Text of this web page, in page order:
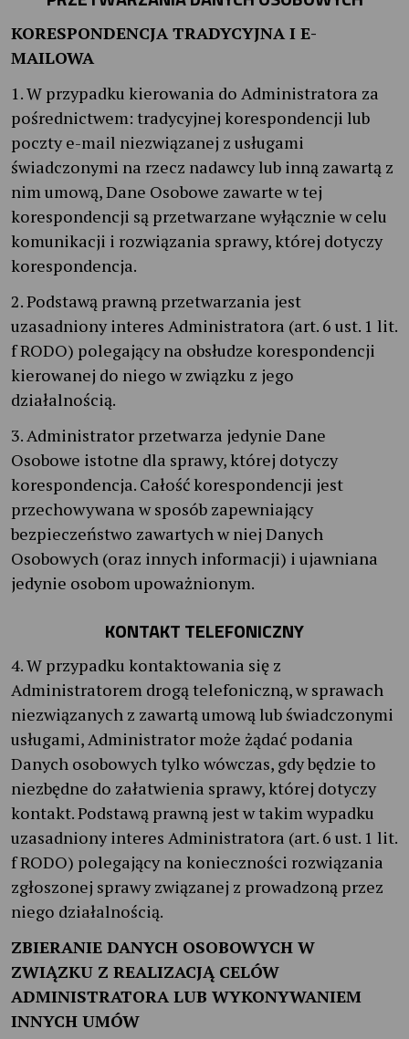
KORESPONDENCJA TRADYCYJNA I E-
MAILOWA
1. W przypadku kierowania do Administratora za
pośrednictwem: tradycyjnej korespondencji lub
poczty e-mail niezwiązanej z usługami
świadczonymi na rzecz nadawcy lub inną zawartą z
nim umową, Dane Osobowe zawarte w tej
korespondencji są przetwarzane wyłącznie w celu
komunikacji i rozwiązania sprawy, której dotyczy
korespondencja.
2. Podstawą prawną przetwarzania jest
uzasadniony interes Administratora (art. 6 ust. 1 lit.
f RODO) polegający na obsłudze korespondencji
kierowanej do niego w związku z jego
działalnością.
3. Administrator przetwarza jedynie Dane
Osobowe istotne dla sprawy, której dotyczy
korespondencja. Całość korespondencji jest
przechowywana w sposób zapewniający
bezpieczeństwo zawartych w niej Danych
Osobowych (oraz innych informacji) i ujawniana
jedynie osobom upoważnionym.
KONTAKT TELEFONICZNY
4. W przypadku kontaktowania się z
Administratorem drogą telefoniczną, w sprawach
niezwiązanych z zawartą umową lub świadczonymi
usługami, Administrator może żądać podania
Danych osobowych tylko wówczas, gdy będzie to
niezbędne do załatwienia sprawy, której dotyczy
kontakt. Podstawą prawną jest w takim wypadku
uzasadniony interes Administratora (art. 6 ust. 1 lit.
f RODO) polegający na konieczności rozwiązania
zgłoszonej sprawy związanej z prowadzoną przez
niego działalnością.
ZBIERANIE DANYCH OSOBOWYCH W
ZWIĄZKU Z REALIZACJĄ CELÓW
ADMINISTRATORA LUB WYKONYWANIEM
INNYCH UMÓW